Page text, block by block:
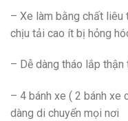
– Xe làm bằng chất liêu
chịu tải cao ít bị hỏng
– Dễ dàng tháo lắp thận
– 4 bánh xe ( 2 bánh xe
dàng di chuyển mọi nơi